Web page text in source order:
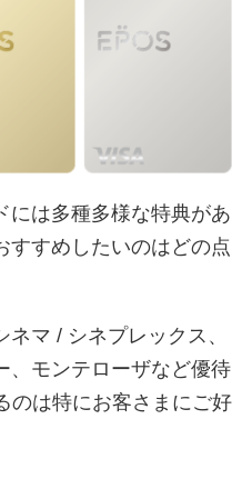
には多種多様な特典があ
すすめしたいのはどの点
ネマ / シネプレックス、
、モンテローザなど優待
のは特にお客さまにご好